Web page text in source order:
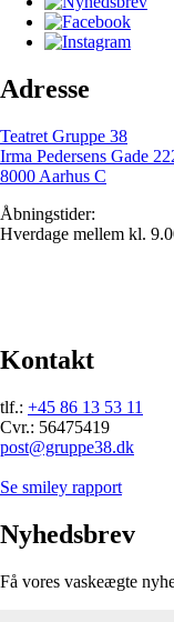
Adresse
Teatret Gruppe 38
Irma Pedersens Gade
8000 Aarhus C
Åbningstider:
Hverdage mellem kl.
Kontakt
tlf.: +45 86 13 53 11
Cvr.: 56475419
post@gruppe38.dk
Se smiley rapport
Nyhedsbrev
Få vores vaskeægte